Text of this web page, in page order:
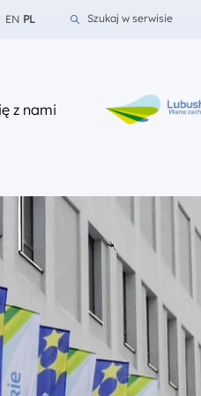
EN PL Szukaj w serwisie
z nami